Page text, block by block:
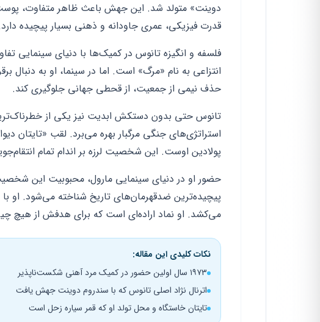
دوینت» متولد شد. این جهش باعث ظاهر متفاوت،
قدرت فیزیکی، عمری جاودانه و ذهنی بسیار پیچیده
فلسفه و انگیزه تانوس در کمیک‌ها با دنیای سینمایی
انتزاعی به نام «مرگ» است. اما در سینما، او به دنبال
حذف نیمی از جمعیت، از قحطی جهانی جلوگیری کند.
تانوس حتی بدون دستکش ابدیت نیز یکی از
استراتژی‌های جنگی مرگبار بهره می‌برد. لقب «تایتان
پولادین اوست. این شخصیت لرزه بر اندام تمام
حضور او در دنیای سینمایی مارول، محبوبیت این
پیچیده‌ترین ضدقهرمان‌های تاریخ شناخته می‌شود.
می‌کشد. او نماد اراده‌ای است که برای هدفش از هیچ
نکات کلیدی این مقاله:
۱۹۷۳ سال اولین حضور در کمیک مرد آهنی شکست‌ناپذیر
اترنال نژاد اصلی تانوس که با سندروم دوینت جهش یافت
تایتان خاستگاه و محل تولد او که قمر سیاره زحل است